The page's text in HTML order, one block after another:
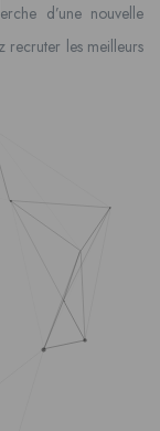
d’une nouvelle
recruter les meilleurs